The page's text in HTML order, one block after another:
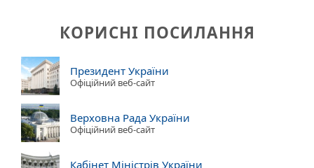
КОРИСНІ ПОСИЛАННЯ
Президент України
Офіційний веб-сайт
Верховна Рада України
Офіційний веб-сайт
Кабінет Міністрів України